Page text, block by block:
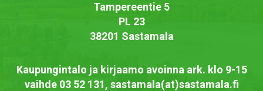
Tampereentie 5
PL 23
38201 Sastamala
Kaupungintalo ja kirjaamo avoinna ark. klo 9-15
vaihde 03 52 131, sastamala(at)sastamala.fi